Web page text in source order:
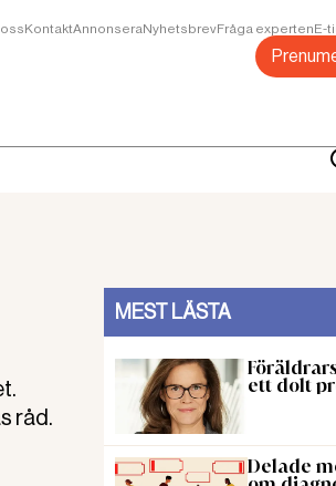
KontaktAnnonseraNyhetsbrevFråga expertenE-
råd.
MEST LÄSTA
ett dolt
Delade